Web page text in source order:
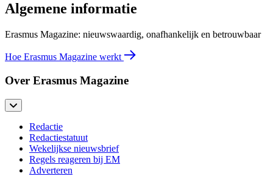
Algemene informatie
Erasmus Magazine: nieuwswaardig, onafhankelijk en betrouwbaar
Hoe Erasmus Magazine werkt
Over Erasmus Magazine
Redactie
Redactiestatuut
Wekelijkse nieuwsbrief
Regels reageren bij EM
Adverteren